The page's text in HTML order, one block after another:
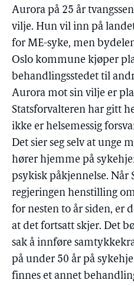
Aurora på 25 år
vilje. Hun vil inn på
for ME-syke, men
Oslo kommune kjøper
behandlingsstedet til
Aurora mot sin vilje er
Statsforvalteren har gitt
ikke er helsemessig
Det sier seg selv at unge
hører hjemme på
psykisk påkjennelse. Når
regjeringen henstilling
for nesten to år siden, er
at det fortsatt skjer. Det
sak å innføre
på under 50 år på
finnes et annet